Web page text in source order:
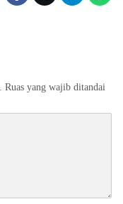
Ruas yang wajib ditandai